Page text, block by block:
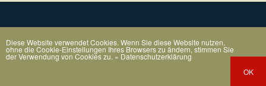
Diese Website verwendet Cookies. Wenn Sie diese Website nutzen,
ohne die Cookie-Einstellungen Ihres Browsers zu ändern, stimmen Sie
der Verwendung von Cookies zu. » Datenschutzerklärung
OK